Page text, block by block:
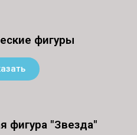
фигуры
фигура "Звезда"